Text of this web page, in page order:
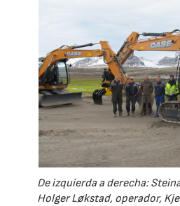
De izquierda a derecha:
Holger Løkstad, operador,